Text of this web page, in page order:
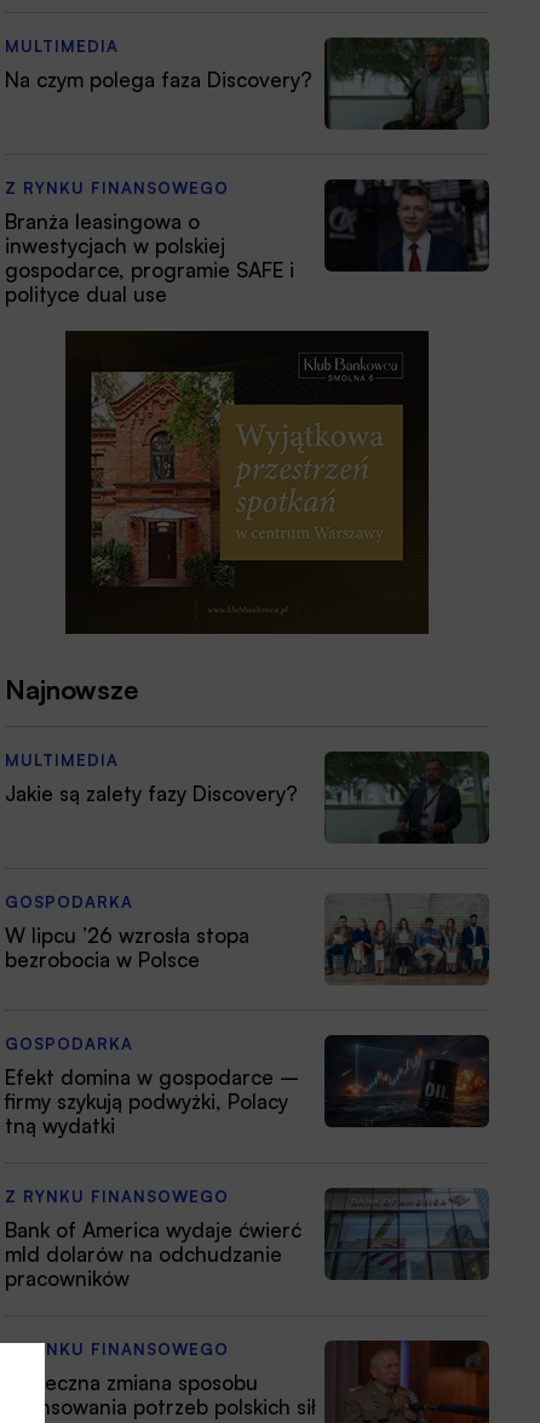
MULTIMEDIA
Na czym polega faza Discovery?
Z RYNKU FINANSOWEGO
Branża leasingowa o
inwestycjach w polskiej
gospodarce, programie SAFE i
polityce dual use
Najnowsze
MULTIMEDIA
Jakie są zalety fazy Discovery?
GOSPODARKA
W lipcu ’26 wzrosła stopa
bezrobocia w Polsce
GOSPODARKA
Efekt domina w gospodarce –
firmy szykują podwyżki, Polacy
tną wydatki
Z RYNKU FINANSOWEGO
Bank of America wydaje ćwierć
mld dolarów na odchudzanie
pracowników
Z RYNKU FINANSOWEGO
Konieczna zmiana sposobu
finansowania potrzeb polskich sił